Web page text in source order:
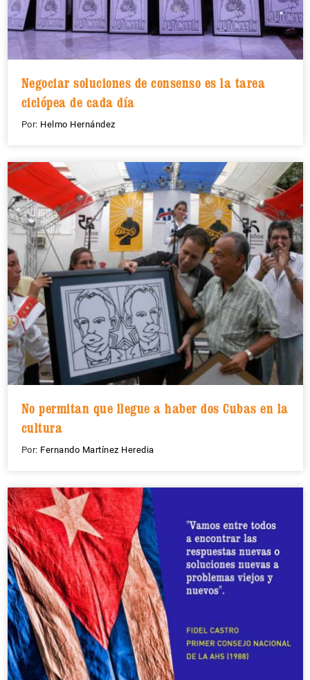
Negociar soluciones de consenso es la tarea
ciclópea de cada día
Por: Helmo Hernández
No permitan que llegue a haber dos Cubas en la
cultura
Por: Fernando Martínez Heredia